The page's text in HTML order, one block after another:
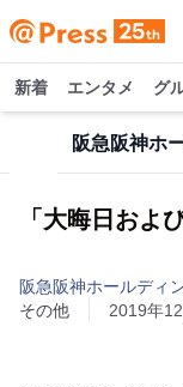
新着 エンタメ グ
阪急阪神ホ
「大晦日およ
阪急阪神ホールディ
その他
2019年